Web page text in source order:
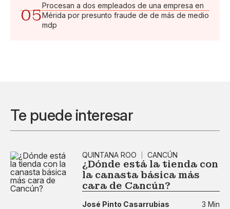
05
Procesan a dos empleados de una empresa en
Mérida por presunto fraude de de más de medio
mdp
Te puede interesar
QUINTANA ROO CANCÚN
¿Dónde está la tienda con
la canasta básica más
cara de Cancún?
José Pinto Casarrubias 3 Min